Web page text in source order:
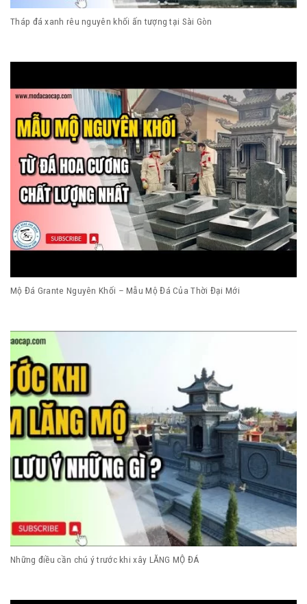
Tháp đá xanh rêu nguyên khối ấn tượng tại Sài Gòn
Mộ Đá Grante Nguyên Khối – Mẫu Mộ Đá Của Thời Đại Mới
Những điều cần chú ý trước khi xây LĂNG MỘ ĐÁ